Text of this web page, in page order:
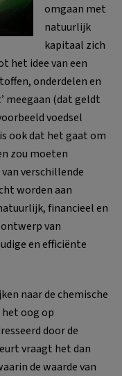
omgaan met
natuurlijk
kapitaal zich
het idee van een
onderdelen en
meegaan (dat geldt
voedsel
ook dat het gaat om
zou moeten
verschillende
worden aan
financieel en
van
en efficiënte
naar de chemische
oog op
door de
vraagt het dan
de waarde van